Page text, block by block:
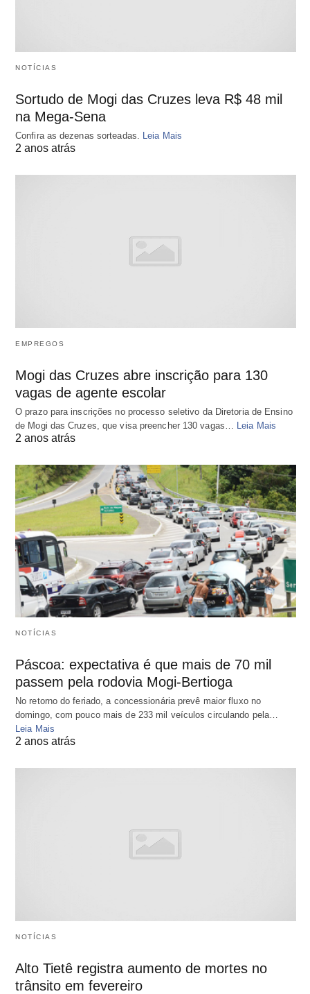
NOTÍCIAS
Sortudo de Mogi das Cruzes leva R$ 48 mil
na Mega-Sena
Confira as dezenas sorteadas. Leia Mais
2 anos atrás
EMPREGOS
Mogi das Cruzes abre inscrição para 130
vagas de agente escolar
O prazo para inscrições no processo seletivo da Diretoria de Ensino
de Mogi das Cruzes, que visa preencher 130 vagas… Leia Mais
2 anos atrás
NOTÍCIAS
Páscoa: expectativa é que mais de 70 mil
passem pela rodovia Mogi-Bertioga
No retorno do feriado, a concessionária prevê maior fluxo no
domingo, com pouco mais de 233 mil veículos circulando pela…
Leia Mais
2 anos atrás
NOTÍCIAS
Alto Tietê registra aumento de mortes no
trânsito em fevereiro